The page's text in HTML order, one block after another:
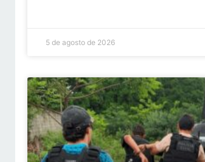
5 de agosto de 2026